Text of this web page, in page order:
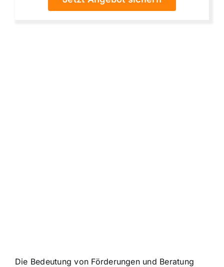
Die Bedeutung von Förderungen und Beratung